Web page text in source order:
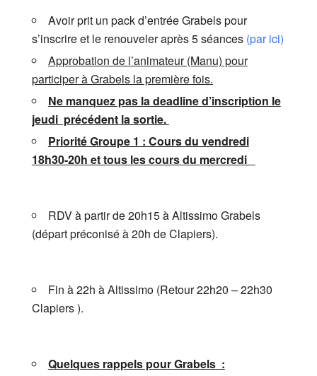
Avoir prit un pack d’entrée Grabels pour
s’inscrire et le renouveler après 5 séances (par ici)
Approbation de l’animateur (Manu) pour
participer à Grabels la première fois.
Ne manquez pas la deadline d’inscription le
jeudi précédent la sortie.
Priorité Groupe 1 : Cours du vendredi
18h30-20h et tous les cours du mercredi
RDV à partir de 20h15 à Altissimo Grabels
(départ préconisé à 20h de Clapiers).
Fin à 22h à Altissimo (Retour 22h20 – 22h30
Clapiers ).
Quelques rappels pour Grabels :